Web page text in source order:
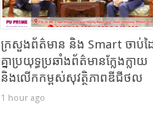
ក្រសួងព័ត៌មាន និង Smart ចាប់ដ
គ្នាប្រយុទ្ធប្រឆាំងព័ត៌មានក្លែងក្លាយ
និងលើកកម្ពស់សុវត្ថិភាពឌីជីថល
1 hour ago